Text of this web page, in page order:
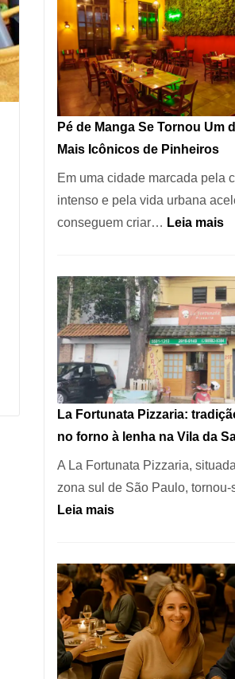
Pé de Manga Se Tornou Um
Mais Icônicos de Pinheiros
Em uma cidade marcada pela
intenso e pela vida urbana
conseguem criar… Leia mais:
La Fortunata Pizzaria:
no forno à lenha na Vila da
A La Fortunata Pizzaria,
zona sul de São Paulo,
Leia mais:
Pizzaria:
tradição
em
pizza
artesanal